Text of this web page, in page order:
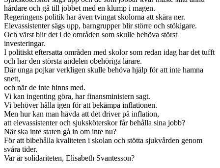
hårdare och gå till jobbet med en klump i magen.
Regeringens politik har även tvingat skolorna att skära ner.
Elevassistenter sägs upp, barngrupper blir större och stökigare.
Och värst blir det i de områden som skulle behöva störst
investeringar.
I politiskt eftersatta områden med skolor som redan idag har det tufft
och har den största andelen obehöriga lärare.
Där unga pojkar verkligen skulle behöva hjälp för att inte hamna
snett,
och när de inte hinns med.
Vi kan ingenting göra, har finansministern sagt.
Vi behöver hålla igen för att bekämpa inflationen.
Men hur kan man hävda att det driver på inflation,
att elevassistenter och sjuksköterskor får behålla sina jobb?
När ska inte staten gå in om inte nu?
För att bibehålla kvaliteten i skolan och stötta sjukvården genom
svåra tider.
Var är solidariteten, Elisabeth Svantesson?